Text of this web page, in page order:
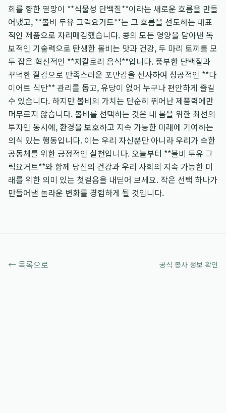
회를 향한 열망이 **식물성 단백질**이라는 새로운 흐름을 만들
어냈고, **볼비 두유 그릭요거트**는 그 흐름을 선도하는 대표
적인 제품으로 자리매김했습니다. 콩의 모든 영양을 담아낸 독
보적인 기술력으로 탄생한 볼비는 맛과 건강, 두 마리 토끼를 모
두 잡은 혁신적인 **저칼로리 음식**입니다. 풍부한 단백질과
꾸덕한 질감으로 만족스러운 포만감을 선사하여 성공적인 **다
이어트 식단** 관리를 돕고, 유당이 없어 누구나 편안하게 즐길
수 있습니다. 하지만 볼비의 가치는 단순히 뛰어난 제품력에만
머무르지 않습니다. 볼비를 선택하는 것은 내 몸을 위한 최선의
투자인 동시에, 환경을 보호하고 지속 가능한 미래에 기여하는
의식 있는 행동입니다. 이는 우리 자신뿐만 아니라 우리가 속한
공동체를 위한 긍정적인 실천입니다. 오늘부터 **볼비 두유 그
릭요거트**와 함께 당신의 건강과 우리 사회의 지속 가능한 미
래를 위한 의미 있는 첫걸음을 내딛어 보세요. 작은 선택 하나가
만들어낼 놀라운 변화를 경험하게 될 것입니다.
← 목록으로 공식 봉사 정보 확인